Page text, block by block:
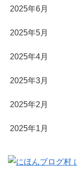
2025年6月
2025年5月
2025年4月
2025年3月
2025年2月
2025年1月